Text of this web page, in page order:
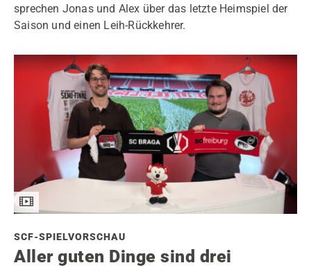
sprechen Jonas und Alex über das letzte Heimspiel der
Saison und einen Leih-Rückkehrer.
SCF-SPIELVORSCHAU
Aller guten Dinge sind drei